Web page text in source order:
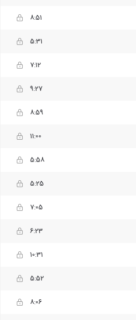
8:51
5:31
7:12
9:27
8:59
11:00
5:58
5:25
7:05
6:23
10:31
5:52
8:06